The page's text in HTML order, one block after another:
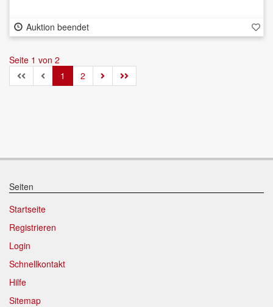
Auktion beendet
Seite 1 von 2
1
2
Seiten
Startseite
Registrieren
Login
Schnellkontakt
Hilfe
Sitemap